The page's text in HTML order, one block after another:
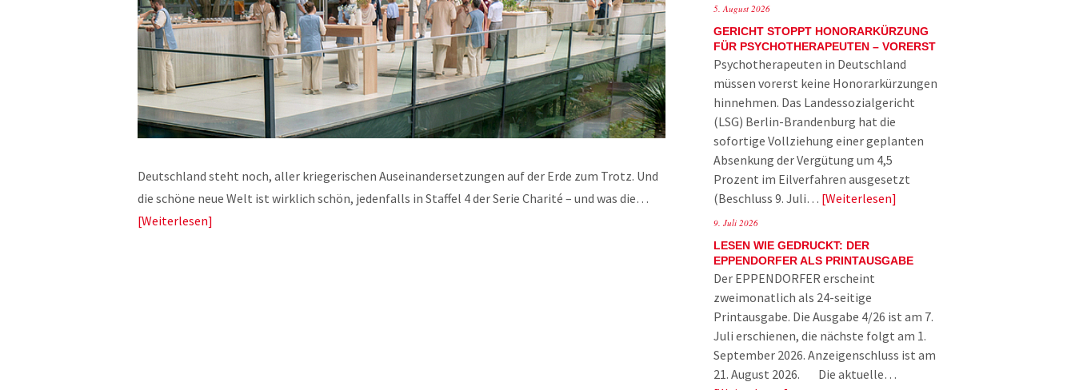
Deutschland steht noch, aller kriegerischen Auseinandersetzungen auf der Erde zum Trotz. Und
die schöne neue Welt ist wirklich schön, jedenfalls in Staffel 4 der Serie Charité – und was die…
Weiterlesen
5. August 2026
GERICHT STOPPT HONORARKÜRZUNG
FÜR PSYCHOTHERAPEUTEN – VORERST
Psychotherapeuten in Deutschland
müssen vorerst keine Honorarkürzungen
hinnehmen. Das Landessozialgericht
(LSG) Berlin-Brandenburg hat die
sofortige Vollziehung einer geplanten
Absenkung der Vergütung um 4,5
Prozent im Eilverfahren ausgesetzt
(Beschluss 9. Juli… Weiterlesen
9. Juli 2026
LESEN WIE GEDRUCKT: DER
EPPENDORFER ALS PRINTAUSGABE
Der EPPENDORFER erscheint
zweimonatlich als 24-seitige
Printausgabe. Die Ausgabe 4/26 ist am 7.
Juli erschienen, die nächste folgt am 1.
September 2026. Anzeigenschluss ist am
21. August 2026. Die aktuelle…